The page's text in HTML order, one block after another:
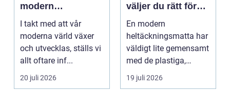
modern
infrastruktur
I takt med att vår
moderna värld växer
och utvecklas, ställs vi
allt oftare inf...
20 juli 2026
väljer du rätt för
hem och kontor
En modern
heltäckningsmatta har
väldigt lite gemensamt
med de plastiga,
svårstädade
varianterna mång...
19 juli 2026